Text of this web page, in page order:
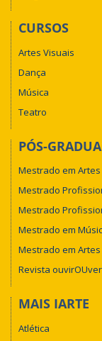
CURSOS
Artes Visuais
Dança
Música
Teatro
PÓS-
Mestrado em Artes
Mestrado
Mestrado
Mestrado em
Mestrado em Artes
Revista ouvirOUver
MAIS IARTE
Atlética